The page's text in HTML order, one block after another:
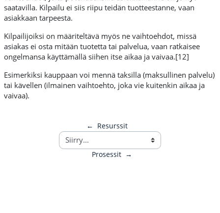
saatavilla. Kilpailu ei siis riipu teidän tuotteestanne, vaan
asiakkaan tarpeesta.
Kilpailijoiksi on määriteltävä myös ne vaihtoehdot, missä
asiakas ei osta mitään tuotetta tai palvelua, vaan ratkaisee
ongelmansa käyttämällä siihen itse aikaa ja vaivaa.[12]
Esimerkiksi kauppaan voi mennä taksilla (maksullinen palvelu)
tai kävellen (ilmainen vaihtoehto, joka vie kuitenkin aikaa ja
vaivaa).
← Resurssit
→
Prosessit